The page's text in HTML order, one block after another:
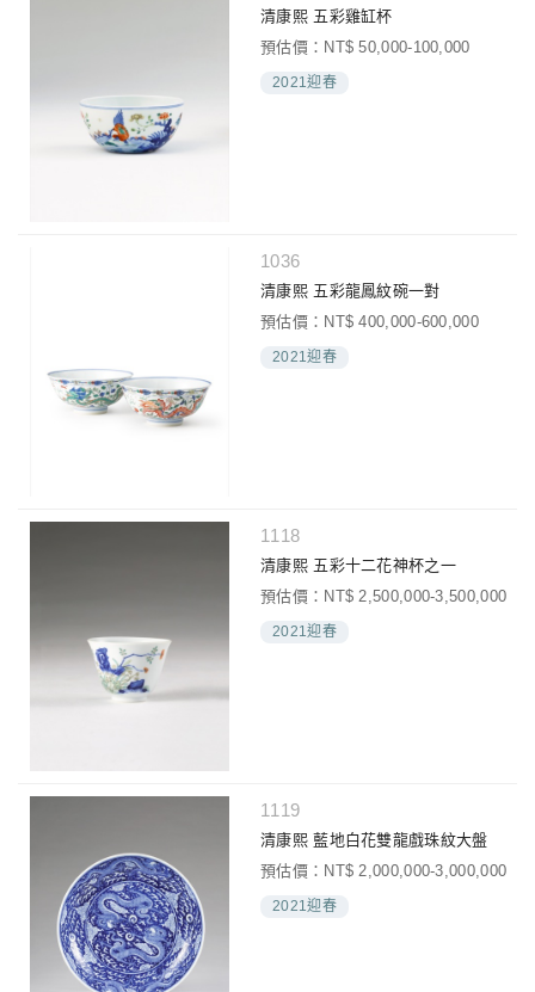
清康熙 五彩雞缸杯
預估價：NT$ 50,000-100,000
2021迎春
1036
清康熙 五彩龍鳳紋碗一對
預估價：NT$ 400,000-600,000
2021迎春
1118
清康熙 五彩十二花神杯之一
預估價：NT$ 2,500,000-3,500,000
2021迎春
1119
清康熙 藍地白花雙龍戲珠紋大盤
預估價：NT$ 2,000,000-3,000,000
2021迎春